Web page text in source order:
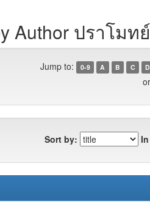
Author ปราโมท
Jump to: 0-9 A B C D
Sort by: